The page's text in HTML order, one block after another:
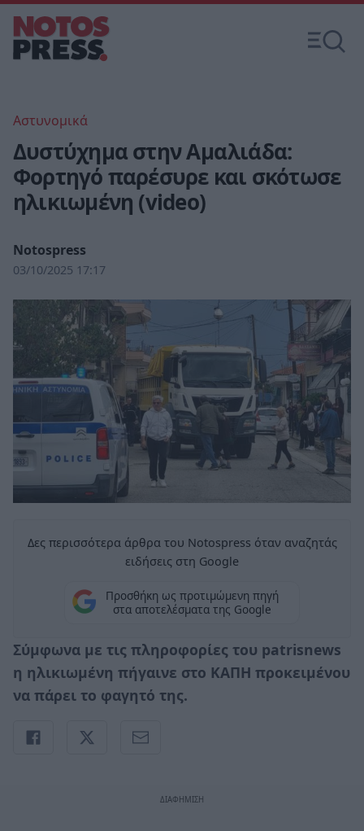
Αστυνομικά
Δυστύχημα στην Αμαλιάδα:
Φορτηγό παρέσυρε και σκότωσε
ηλικιωμένη (video)
Notospress
03/10/2025 17:17
Δες περισσότερα άρθρα του Notospress όταν αναζητάς
ειδήσεις στη Google
Προσθήκη ως προτιμώμενη πηγή
στα αποτελέσματα της Google
Σύμφωνα με τις πληροφορίες του patrisnews
η ηλικιωμένη πήγαινε στο ΚΑΠΗ προκειμένου
να πάρει το φαγητό της.